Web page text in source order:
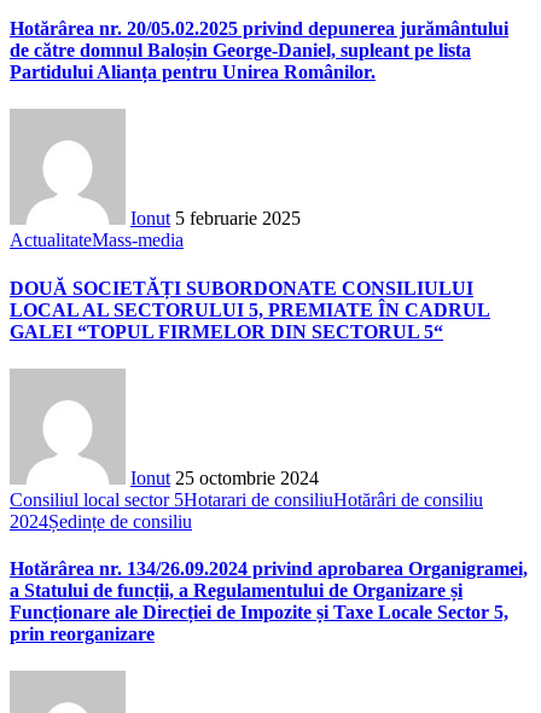
Hotărârea nr. 20/05.02.2025 privind depunerea jurământului
de către domnul Baloșin George-Daniel, supleant pe lista
Partidului Alianța pentru Unirea Românilor.
Ionut 5 februarie 2025
ActualitateMass-media
DOUĂ SOCIETĂȚI SUBORDONATE CONSILIULUI
LOCAL AL SECTORULUI 5, PREMIATE ÎN CADRUL
GALEI “TOPUL FIRMELOR DIN SECTORUL 5“
Ionut 25 octombrie 2024
Consiliul local sector 5Hotarari de consiliuHotărâri de consiliu
2024Ședințe de consiliu
Hotărârea nr. 134/26.09.2024 privind aprobarea Organigramei,
a Statului de funcții, a Regulamentului de Organizare și
Funcționare ale Direcției de Impozite și Taxe Locale Sector 5,
prin reorganizare